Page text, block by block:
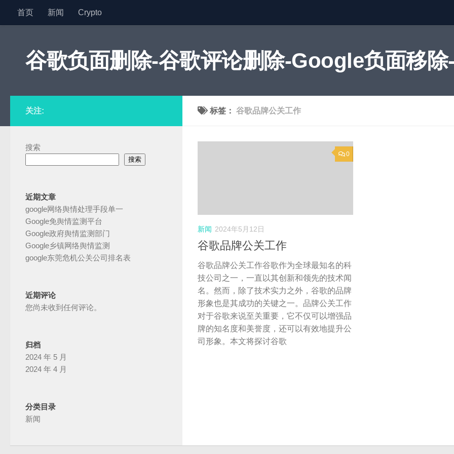
跳至内容
首页 新闻 Crypto
谷歌负面删除-谷歌评论删除-Google负面移
标签： 谷歌品牌公关工作
0
新闻 2024年5月12日
谷歌品牌公关工作
谷歌品牌公关工作谷歌作为全球最知名的科
技公司之一，一直以其创新和领先的技术闻
名。然而，除了技术实力之外，谷歌的品牌
形象也是其成功的关键之一。品牌公关工作
对于谷歌来说至关重要，它不仅可以增强品
牌的知名度和美誉度，还可以有效地提升公
司形象。本文将探讨谷歌
关注:
搜索
搜索
近期文章
google网络舆情处理手段单一
Google免舆情监测平台
Google政府舆情监测部门
Google乡镇网络舆情监测
google东莞危机公关公司排名表
近期评论
您尚未收到任何评论。
归档
2024 年 5 月
2024 年 4 月
分类目录
新闻